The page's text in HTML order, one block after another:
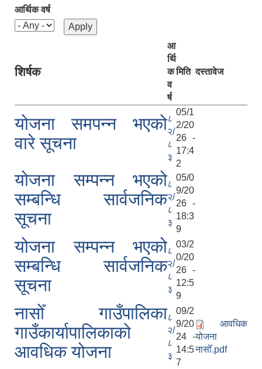
आर्थिक वर्ष
शिर्षक
आ
र्थि
क
व
र्ष
मिति दस्तावेज
योजना समपन्न भएको
वारे सूचना
८
२/
८
३
05/1
2/20
26 -
17:4
2
योजना सम्पन्न भएको
सम्बन्धि सार्वजनिक
सूचना
८
२/
८
३
05/0
9/20
26 -
18:3
9
योजना सम्पन्न भएको
सम्बन्धि सार्वजनिक
सूचना
८
२/
८
३
03/2
0/20
26 -
12:5
9
नासोँ गाउँपालिका
गाउँकार्यापालिकाको
आवधिक योजना
८
२/
८
३
09/2
9/20
24 -
14:5
7
आवधिक
योजना
नासोँ.pdf